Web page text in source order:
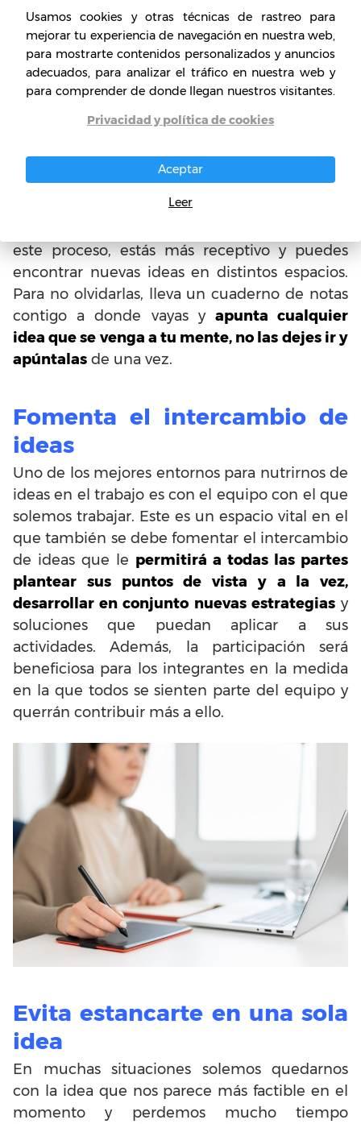
Las ideas pueden surgir en el momento en
que menos te lo esperas, en especial si has
puesto en marcha los consejos anteriores,
pues ya tu mente tendrá otros entornos a los
que pueda referirse y nuevos espacios de
inspiración que seguramente dejarán
Es por ello que es de suma importancia que
este proceso, estás más receptivo y puedes
encontrar nuevas ideas en distintos espacios.
Para no olvidarlas, lleva un cuaderno de notas
contigo a donde vayas y apunta cualquier
idea que se venga a tu mente, no las dejes ir y
apúntalas de una vez.
Fomenta el intercambio de
ideas
Uno de los mejores entornos para nutrirnos de
ideas en el trabajo es con el equipo con el que
solemos trabajar. Este es un espacio vital en el
que también se debe fomentar el intercambio
de ideas que le permitirá a todas las partes
plantear sus puntos de vista y a la vez,
desarrollar en conjunto nuevas estrategiasy
soluciones que puedan aplicar a sus
actividades. Además, la participación será
beneficiosa para los integrantes en la medida
en la que todos se sienten parte del equipo y
querrán contribuir más a ello.
Evita estancarte en una sola
idea
En muchas situaciones solemos quedarnos
con la idea que nos parece más factible en el
momento y perdemos mucho tiempo
Usamos cookies y otras técnicas de rastreo para
mejorar tu experiencia de navegación en nuestra web,
para mostrarte contenidos personalizados y anuncios
adecuados, para analizar el tráfico en nuestra web y
para comprender de donde llegan nuestros visitantes.
Privacidad y política de cookies
Aceptar
Leer